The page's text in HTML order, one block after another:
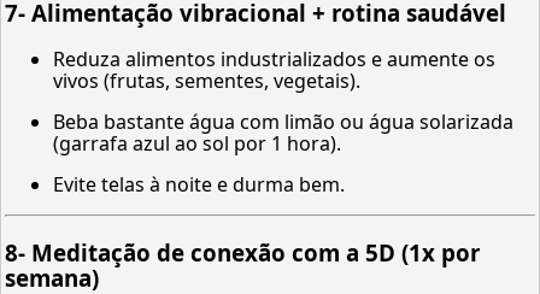
7- Alimentação vibracional + rotina saudável
Reduza alimentos industrializados e aumente os
vivos (frutas, sementes, vegetais).
Beba bastante água com limão ou água solarizada
(garrafa azul ao sol por 1 hora).
Evite telas à noite e durma bem.
8- Meditação de conexão com a 5D (1x por
semana)